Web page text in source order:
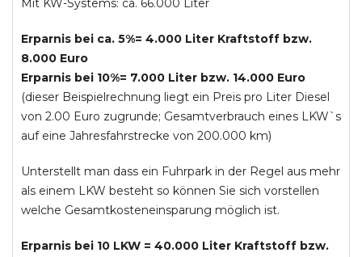
Mit KW-Systems: ca. 66.000 Liter
Erparnis bei ca. 5%= 4.000 Liter Kraftstoff bzw.
8.000 Euro
Erparnis bei 10%= 7.000 Liter bzw. 14.000 Euro
(dieser Beispielrechnung liegt ein Preis pro Liter Diesel
von 2.00 Euro zugrunde; Gesamtverbrauch eines LKW`s
auf eine Jahresfahrstrecke von 200.000 km)
Unterstellt man dass ein Fuhrpark in der Regel aus mehr
als einem LKW besteht so können Sie sich vorstellen
welche Gesamtkosteneinsparung möglich ist.
Erparnis bei 10 LKW = 40.000 Liter Kraftstoff bzw.